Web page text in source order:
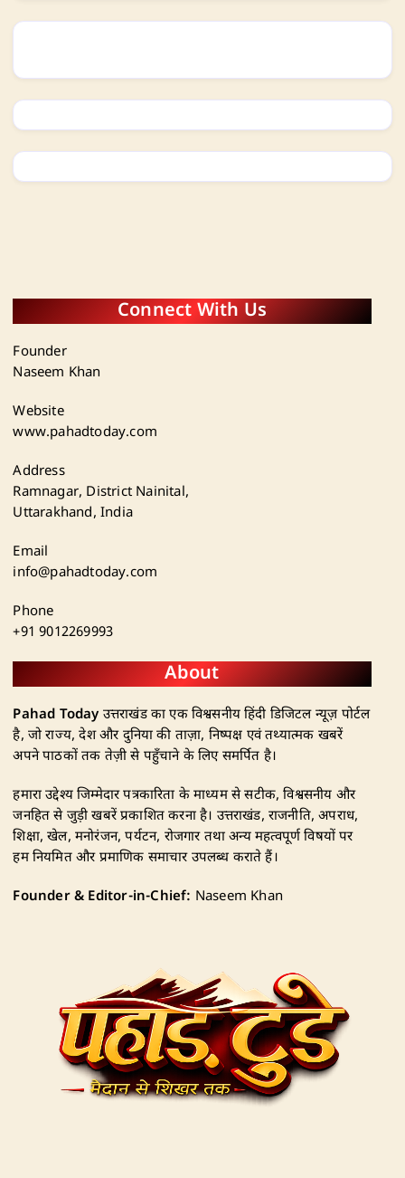
Connect With Us
Founder
Naseem Khan
Website
www.pahadtoday.com
Address
Ramnagar, District Nainital,
Uttarakhand, India
Email
info@pahadtoday.com
Phone
+91 9012269993
About
Pahad Today उत्तराखंड का एक विश्वसनीय हिंदी डिजिटल न्यूज़ पोर्टल
है, जो राज्य, देश और दुनिया की ताज़ा, निष्पक्ष एवं तथ्यात्मक खबरें
अपने पाठकों तक तेज़ी से पहुँचाने के लिए समर्पित है।
हमारा उद्देश्य जिम्मेदार पत्रकारिता के माध्यम से सटीक, विश्वसनीय और
जनहित से जुड़ी खबरें प्रकाशित करना है। उत्तराखंड, राजनीति, अपराध,
शिक्षा, खेल, मनोरंजन, पर्यटन, रोजगार तथा अन्य महत्वपूर्ण विषयों पर
हम नियमित और प्रमाणिक समाचार उपलब्ध कराते हैं।
Founder & Editor-in-Chief: Naseem Khan